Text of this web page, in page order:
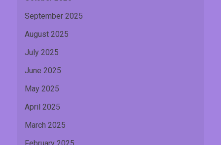
September 2025
August 2025
July 2025
June 2025
May 2025
April 2025
March 2025